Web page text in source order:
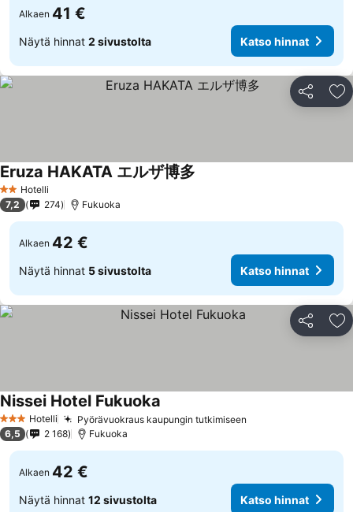
Alkaen 41 €
Näytä hinnat 2 sivustolta Katso hinnat
Jaa
2 Tähtiluokitus
Hotelli
Eruza HAKATA エルザ博多
7,2 274 Fukuoka
Alkaen 42 €
Näytä hinnat 5 sivustolta Katso hinnat
Jaa
3 Tähtiluokitus
Hotelli Pyörävuokraus kaupungin tutkimiseen
Nissei Hotel Fukuoka
6,5 2 168 Fukuoka
Alkaen 42 €
Näytä hinnat 12 sivustolta Katso hinnat